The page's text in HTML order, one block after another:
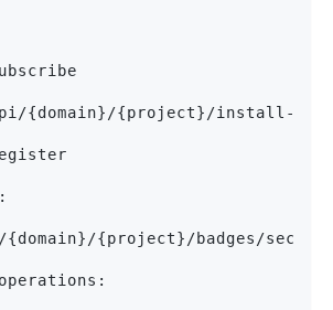
{domain}/{project}/install-
{domain}/{project}/badges/